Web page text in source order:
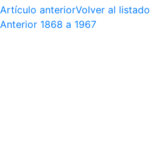
Artículo anteriorVolver al listado
Anterior 1868 a 1967